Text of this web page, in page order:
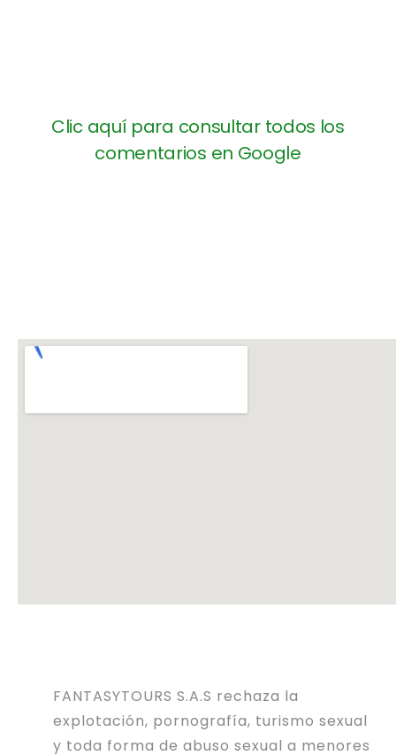
Clic aquí para consultar todos los
comentarios en Google
FANTASYTOURS S.A.S rechaza la
explotación, pornografía, turismo sexual
y toda forma de abuso sexual a menores